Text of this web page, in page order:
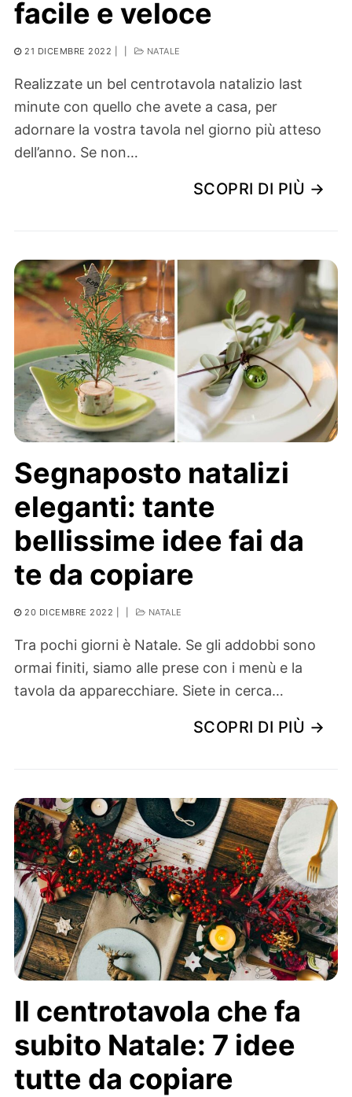
facile e veloce
21 DICEMBRE 2022 NATALE
Realizzate un bel centrotavola natalizio last
minute con quello che avete a casa, per
adornare la vostra tavola nel giorno più atteso
dell’anno. Se non…
SCOPRI DI PIÙ →
Segnaposto natalizi
eleganti: tante
bellissime idee fai da
te da copiare
20 DICEMBRE 2022 NATALE
Tra pochi giorni è Natale. Se gli addobbi sono
ormai finiti, siamo alle prese con i menù e la
tavola da apparecchiare. Siete in cerca…
SCOPRI DI PIÙ →
Il centrotavola che fa
subito Natale: 7 idee
tutte da copiare